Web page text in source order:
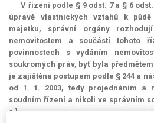
V řízení podle § 9 odst. 7 a § 6
úpravě vlastnických vztahů k
majetku, správní orgány
nemovitostem a součástí tohoto
povinnostech s vydáním
soukromých práv, byť byla
je zajištěna postupem podle § 244 a
od 1. 1. 2003, tedy projednáním a
soudním řízení a nikoli ve správním
s.].